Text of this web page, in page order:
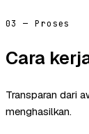
03 — Proses
Cara
Transparan dari
menghasilkan.